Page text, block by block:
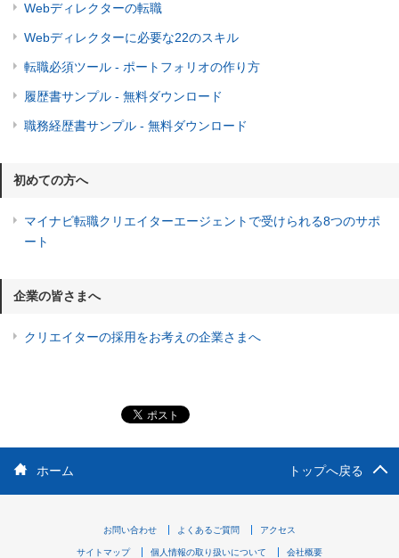
Webディレクターの転職
Webディレクターに必要な22のスキル
転職必須ツール - ポートフォリオの作り方
履歴書サンプル - 無料ダウンロード
職務経歴書サンプル - 無料ダウンロード
初めての方へ
マイナビ転職クリエイターエージェントで受けられる8つのサポ
ート
企業の皆さまへ
クリエイターの採用をお考えの企業さまへ
ホーム トップへ戻る
お問い合わせ よくあるご質問 アクセス
サイトマップ 個人情報の取り扱いについて 会社概要